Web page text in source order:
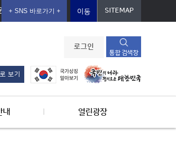
이동 SITEMAP
로그인
통합 검색창
보기
내 열린광장